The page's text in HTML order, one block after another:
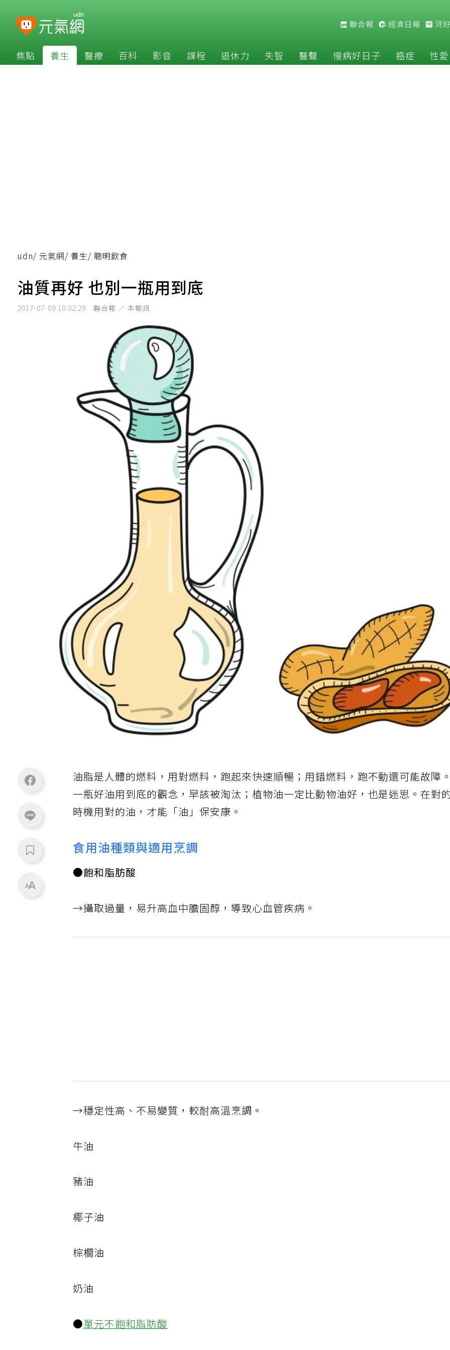
聯合報 經濟日報 河
焦點 養生 醫療 百科 影音 課程 退休力 失智 醫聲 慢病好日子 癌症 性愛
udn/ 元氣網/ 養生/ 聰明飲食
油質再好 也別一瓶用到底
2017-07-09 10:02:29 聯合報 ／ 本報訊
油脂是人體的燃料，用對燃料，跑起來快速順暢；用錯燃料，跑不動還可能故障
一瓶好油用到底的觀念，早該被淘汰；植物油一定比動物油好，也是迷思。在對
時機用對的油，才能「油」保安康。
食用油種類與適用烹調
●飽和脂肪酸
→攝取過量，易升高血中膽固醇，導致心血管疾病。
→穩定性高、不易變質，較耐高溫烹調。
牛油
豬油
椰子油
棕櫚油
奶油
●單元不飽和脂肪酸